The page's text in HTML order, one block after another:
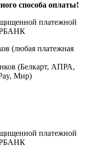
способа оплаты!
платежной
(любая платежная
(Белкарт, АПРА,
Мир)
платежной